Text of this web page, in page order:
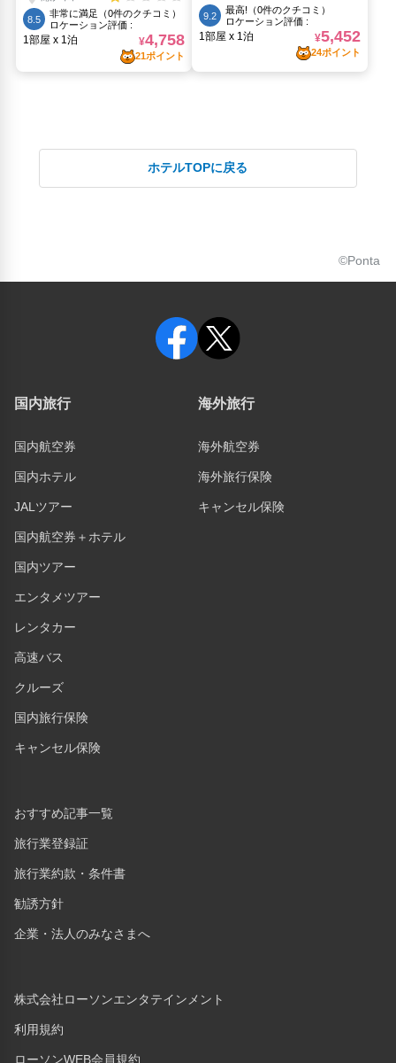
ホテルTOPに戻る
©Ponta
国内旅行
国内航空券
国内ホテル
JALツアー
国内航空券＋ホテル
国内ツアー
エンタメツアー
レンタカー
高速バス
クルーズ
国内旅行保険
キャンセル保険
海外旅行
海外航空券
海外旅行保険
キャンセル保険
おすすめ記事一覧
旅行業登録証
旅行業約款・条件書
勧誘方針
企業・法人のみなさまへ
株式会社ローソンエンタテインメント
利用規約
ローソンWEB会員規約